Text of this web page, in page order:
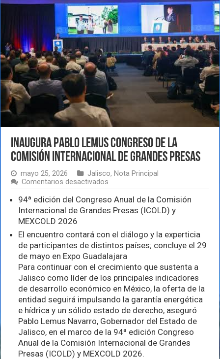
Inaugura Pablo Lemus Congreso de la
Comisión Internacional de Grandes Presas
mayo 25, 2026 Jalisco, Nota Principal
Comentarios desactivados
Pablo
Lemus
Congreso
la
Comisión
Internacional
de
Grandes
Presas
94ª edición del Congreso Anual de la Comisión
Internacional de Grandes Presas (ICOLD) y
MEXCOLD 2026
El encuentro contará con el diálogo y la experticia
de participantes de distintos países; concluye el 29
de mayo en Expo Guadalajara
Para continuar con el crecimiento que sustenta a
Jalisco como líder de los principales indicadores
de desarrollo económico en México, la oferta de la
entidad seguirá impulsando la garantía energética
e hídrica y un sólido estado de derecho, aseguró
Pablo Lemus Navarro, Gobernador del Estado de
Jalisco, en el marco de la 94ª edición Congreso
Anual de la Comisión Internacional de Grandes
Presas (ICOLD) y MEXCOLD 2026.